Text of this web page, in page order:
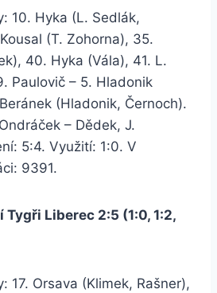
10. Hyka (L. Sedlák,
(T. Zohorna), 35.
40. Hyka (Vála), 41. L.
Paulovič – 5. Hladonik
(Hladonik, Černoch).
– Dědek, J.
5:4. Využití: 1:0. V
9391.
Tygři Liberec 2:5 (1:0, 1:2,
17. Orsava (Klimek, Rašner),